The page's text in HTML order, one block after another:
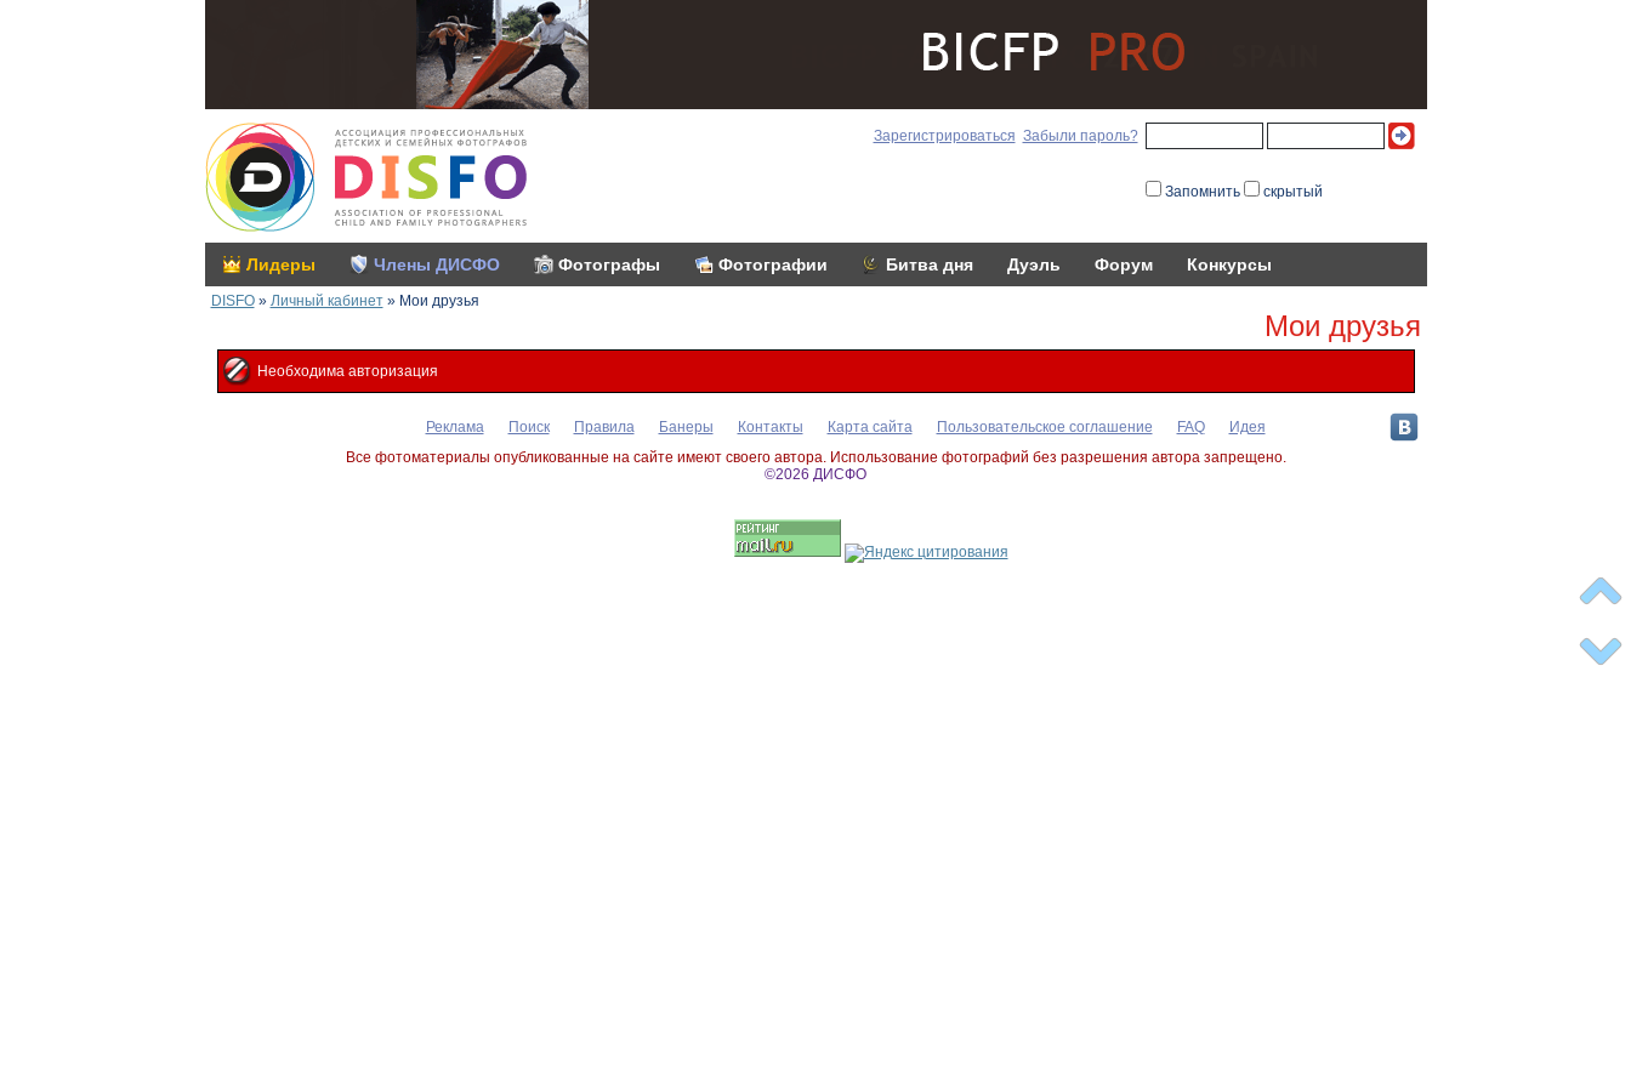
Зарегистрироваться Забыли пароль?
Запомнить скрытый
Лидеры Члены ДИСФО Фотографы Фотографии Битва дня Дуэль Форум Конкурсы
DISFO » Личный кабинет » Мои друзья
Мои друзья
Необходима авторизация
Реклама Поиск Правила Банеры Контакты Карта сайта Пользовательское соглашение FAQ
Идея
Все фотоматериалы опубликованные на сайте имеют своего автора. Использование фотографий без разрешения автора запрещено.
©2026 ДИСФО